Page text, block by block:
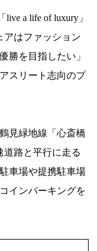
live a life of luxury」
アはファッション
勝を目指したい」
スリート志向のプ
見緑地線「心斎橋
道路と平行に走る
車場や提携駐車場
インパーキングを